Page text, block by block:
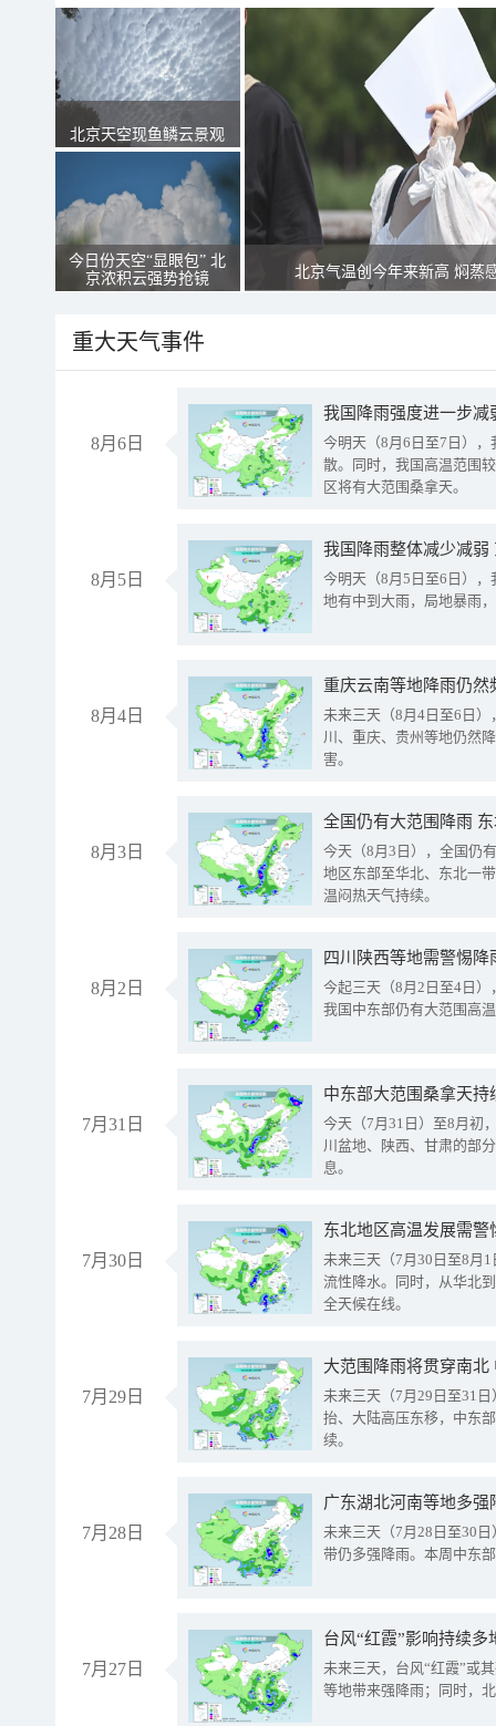
北京天空现鱼鳞云景观
今日份天空“显眼包” 北
京浓积云强势抢镜
北京气温创今年来新高 焖蒸
重大天气事件
8月6日
今明天（8月6日至7日）
散。同时，我国高温范围
区将有大范围桑拿天。
8月5日
我国降雨整体减少减弱
今明天（8月5日至6日）
地有中到大雨，局地暴雨
8月4日
重庆云南等地降雨仍然
未来三天（8月4日至6日
川、重庆、贵州等地仍然
害。
8月3日
全国仍有大范围降雨
今天（8月3日），全国仍
地区东部至华北、东北一
温闷热天气持续。
8月2日
今起三天（8月2日至4日
我国中东部仍有大范围高
7月31日
中东部大范围桑拿天
今天（7月31日）至8月初
川盆地、陕西、甘肃的部
息。
7月30日
东北地区高温发展需
未来三天（7月30日至8月
流性降水。同时，从华北
全天候在线。
7月29日
大范围降雨将贯穿南
未来三天（7月29日至31
抬、大陆高压东移，中东
续。
7月28日
广东湖北河南等地多
未来三天（7月28日至30
带仍多强降雨。本周中东
7月27日
台风“红霞”影响持续
未来三天，台风“红霞”或
等地带来强降雨；同时，